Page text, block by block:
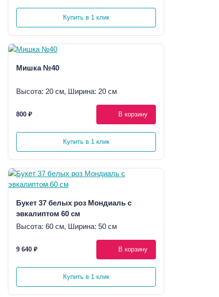
Купить в 1 клик
Мишка №40
Высота: 20 см, Ширина: 20 см
800 ₽ В корзину
Купить в 1 клик
Букет 37 белых роз Мондиаль с
эвкалиптом 60 см
Высота: 60 см, Ширина: 50 см
9 640 ₽ В корзину
Купить в 1 клик